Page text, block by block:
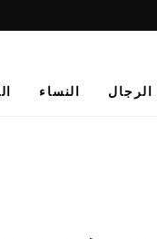
الرجال النساء